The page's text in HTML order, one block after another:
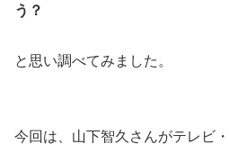
う？
と思い調べてみました。
今回は、山下智久さんがテレビ